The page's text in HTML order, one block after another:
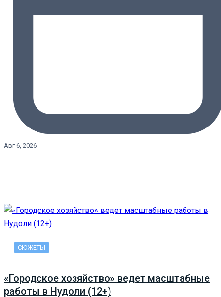
Авг 6, 2026
СЮЖЕТЫ
«Городское хозяйство» ведет масштабные
работы в Нудоли (12+)